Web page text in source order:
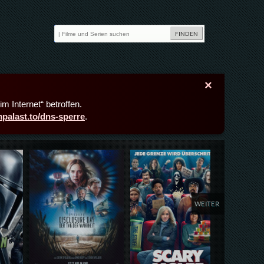
×
Internet“ betroffen.
dns-sperre.
Details,Play Details,Play
WEITER